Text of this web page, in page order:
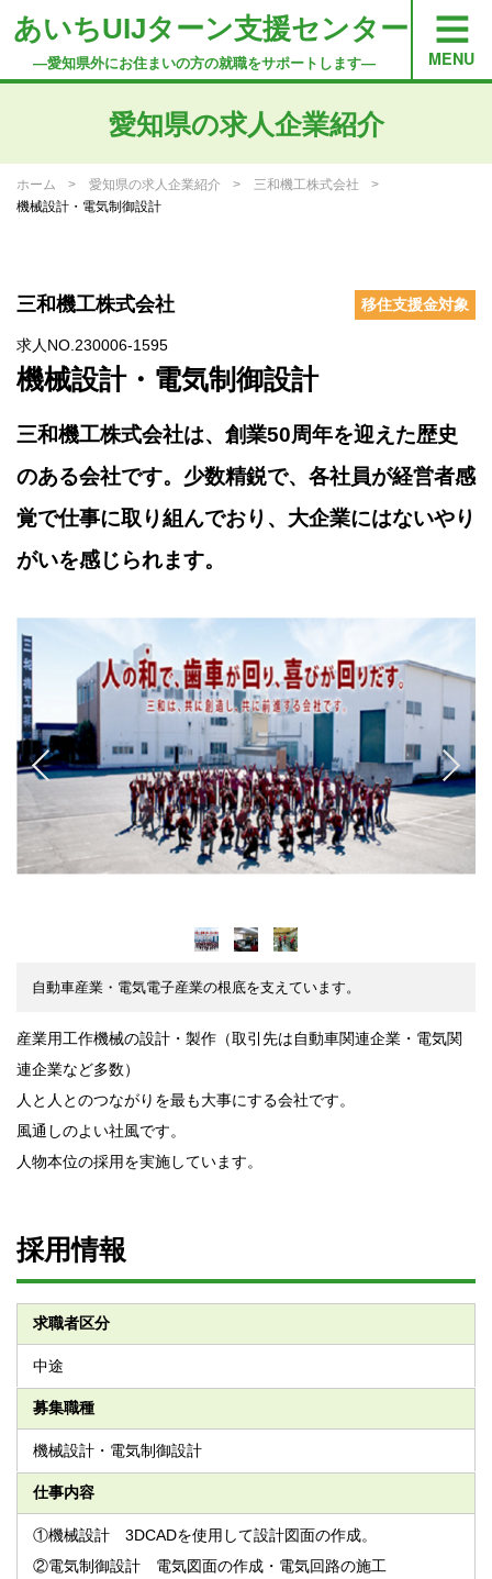
あいちUIJターン支援センター
―愛知県外にお住まいの方の就職をサポートします―
愛知県の求人企業紹介
ホーム 愛知県の求人企業紹介
三和機工株式会社
機械設計・電気制御設計
移住支援金対象
三和機工株式会社
求人NO.230006-1595
機械設計・電気制御設計
三和機工株式会社は、創業50周年を迎えた歴史
のある会社です。少数精鋭で、各社員が経営者感
覚で仕事に取り組んでおり、大企業にはないやり
がいを感じられます。
自動車産業・電気電子産業の根底を支えています。
産業用工作機械の設計・製作（取引先は自動車関連企業・電気関
連企業など多数）
人と人とのつながりを最も大事にする会社です。
風通しのよい社風です。
人物本位の採用を実施しています。
採用情報
求職者区分
中途
募集職種
機械設計・電気制御設計
仕事内容
①機械設計 3DCADを使用して設計図面の作成。
②電気制御設計 電気図面の作成・電気回路の施工